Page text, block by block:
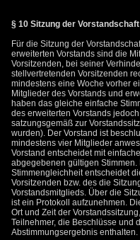
§ 10 Sitzung der Vorstandschaft
Für die Sitzung der
erweiterten Vorstands sind die
Vorsitzenden, bei seiner
stellvertretenden Vorsitzenden
mindestens eine Woche vorher
Mitglieder des Vorstands und
haben das gleiche einfache
des erweiterten Vorstands
satzungsgemäß zur
wurden). Der Vorstand ist
mindestens vier Mitglieder
Vorstand entscheidet mit
abgegebenen gültigen Stimmen.
Stimmengleichheit entscheidet
Vorsitzenden bzw. des die
Vorstandsmitglieds. Über die
ist ein Protokoll aufzunehmen.
Ort und Zeit der
Teilnehmer, die Beschlüsse und
Abstimmungsergebnis enthalten.